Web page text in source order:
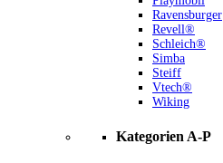
Ravensburger
Revell®
Schleich®
Simba
Steiff
Vtech®
Wiking
Kategorien A-P